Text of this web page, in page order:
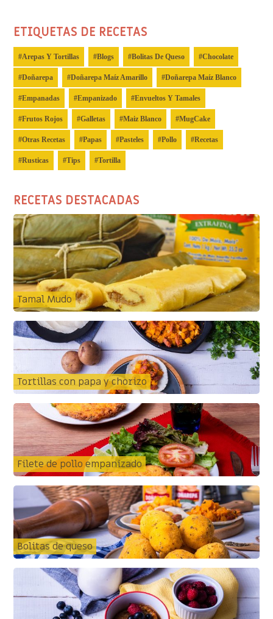
ETIQUETAS DE RECETAS
Arepas Y Tortillas Blogs Bolitas De Queso Chocolate
Doñarepa Doñarepa Maíz Amarillo Doñarepa Maíz Blanco
Empanadas Empanizado Envueltos Y Tamales
Frutos Rojos Galletas Maiz Blanco MugCake
Otras Recetas Papas Pasteles Pollo Recetas
Rusticas Tips Tortilla
RECETAS DESTACADAS
Tamal Mudo
Tortillas con papa y chorizo
Filete de pollo empanizado
Bolitas de queso